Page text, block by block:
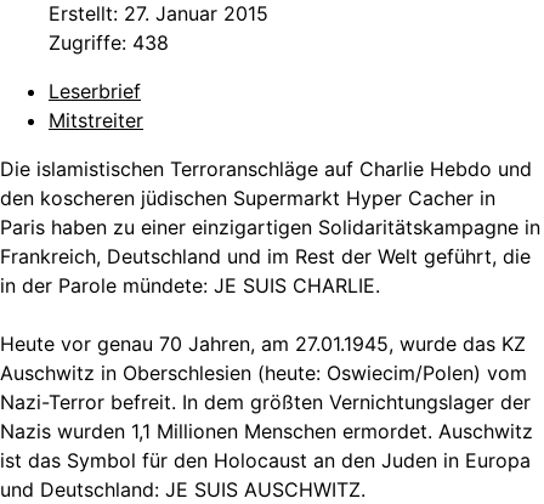
Erstellt: 27. Januar 2015
Zugriffe: 438
Leserbrief
Mitstreiter
Die islamistischen Terroranschläge auf Charlie Hebdo und
den koscheren jüdischen Supermarkt Hyper Cacher in
Paris haben zu einer einzigartigen Solidaritätskampagne in
Frankreich, Deutschland und im Rest der Welt geführt, die
in der Parole mündete: JE SUIS CHARLIE.
Heute vor genau 70 Jahren, am 27.01.1945, wurde das KZ
Auschwitz in Oberschlesien (heute: Oswiecim/Polen) vom
Nazi-Terror befreit. In dem größten Vernichtungslager der
Nazis wurden 1,1 Millionen Menschen ermordet. Auschwitz
ist das Symbol für den Holocaust an den Juden in Europa
und Deutschland: JE SUIS AUSCHWITZ.